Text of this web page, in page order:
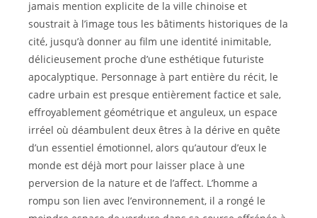
jamais mention explicite de la ville chinoise et
soustrait à l’image tous les bâtiments historiques de la
cité, jusqu’à donner au film une identité inimitable,
délicieusement proche d’une esthétique futuriste
apocalyptique. Personnage à part entière du récit, le
cadre urbain est presque entièrement factice et sale,
effroyablement géométrique et anguleux, un espace
irréel où déambulent deux êtres à la dérive en quête
d’un essentiel émotionnel, alors qu’autour d’eux le
monde est déjà mort pour laisser place à une
perversion de la nature et de l’affect. L’homme a
rompu son lien avec l’environnement, il a rongé le